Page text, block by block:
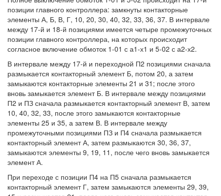
позиции главного контроллера: замкнуты контакторные
элементы А, Б, В, Г, 10, 20, 30, 40, 32, 33, 36, 37. В интервале
между 17-й и 18-й позициями имеется четыре промежуточных
позиции главного контроллера, на которых происходит
согласное включение обмоток 1-01 с а1-х1 и 5-02 с а2-х2.
В интервале между 17-й и переходной П2 позициями сначала
размыкается контакторный элемент Б, потом 20, а затем
замыкаются контакторные элементы 21 и 31; после этого
вновь замыкается элемент Б. В интервале между позициями
П2 и ПЗ сначала размыкается контакторный элемент В, затем
10, 40, 32, 33, после этого замыкаются контакторные
элементы 25 и 35, а затем В. В интервале между
промежуточными позициями ПЗ и П4 сначала размыкается
контакторный элемент А, затем размыкаются 30, 36, 37,
замыкаются элементы 9, 19, 11, после чего вновь замыкается
элемент А.
При переходе с позиции П4 на П5 сначала размыкается
контакторный элемент Г, затем замыкаются элементы 29, 39,